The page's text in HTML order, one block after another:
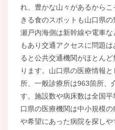
れ、豊かな山々があるから
きる食のスポットも山口県
瀬戸内海側は新幹線や電車
もあり交通アクセスに問題
ると公共交通機関がほとん
ります。山口県の医療情報
所、一般診療所は963箇所、
す。施設数や病床数は全国
口県の医療機関は中小規模
や希望にあった病院を探し